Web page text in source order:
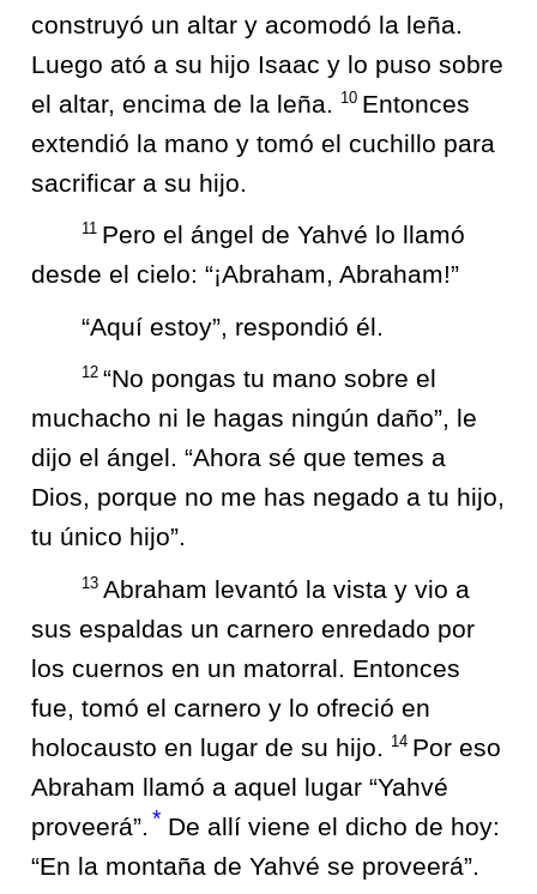
construyó un altar y acomodó la leña.
Luego ató a su hijo Isaac y lo puso sobre
el altar, encima de la leña.
10 Entonces
extendió la mano y tomó el cuchillo para
sacrificar a su hijo.
11 Pero el ángel de Yahvé lo llamó
desde el cielo: “¡Abraham, Abraham!”
“Aquí estoy”, respondió él.
12 “No pongas tu mano sobre el
muchacho ni le hagas ningún daño”, le
dijo el ángel. “Ahora sé que temes a
Dios, porque no me has negado a tu hijo,
tu único hijo”.
13 Abraham levantó la vista y vio a
sus espaldas un carnero enredado por
los cuernos en un matorral. Entonces
fue, tomó el carnero y lo ofreció en
holocausto en lugar de su hijo.
14 Por eso
Abraham llamó a aquel lugar “Yahvé
proveerá”. * De allí viene el dicho de hoy:
“En la montaña de Yahvé se proveerá”.